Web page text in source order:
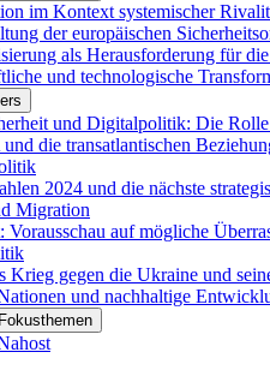
im Kontext systemischer
der europäischen
als Herausforderung für
und technologische
und Digitalpolitik: Die
die transatlantischen
2024 und die nächste
Migration
Vorausschau auf mögliche
Krieg gegen die Ukraine und
und nachhaltige
Fokusthemen